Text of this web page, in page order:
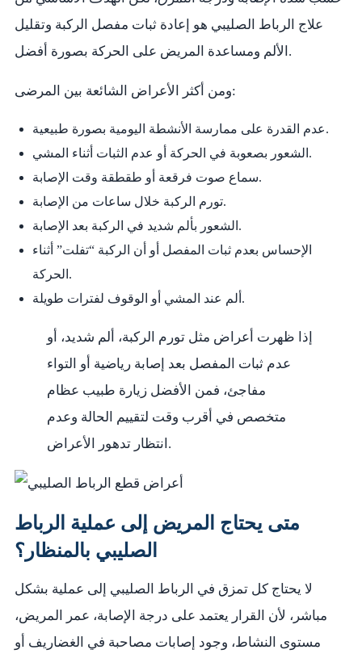
علاج الرباط الصليبي هو إعادة ثبات مفصل الركبة وتقليل
الألم ومساعدة المريض على الحركة بصورة أفضل.
ومن أكثر الأعراض الشائعة بين المرضى:
عدم القدرة على ممارسة الأنشطة اليومية بصورة طبيعية.
الشعور بصعوبة في الحركة أو عدم الثبات أثناء المشي.
سماع صوت فرقعة أو طقطقة وقت الإصابة.
تورم الركبة خلال ساعات من الإصابة.
الشعور بألم شديد في الركبة بعد الإصابة.
الإحساس بعدم ثبات المفصل أو أن الركبة “تفلت” أثناء
الحركة.
ألم عند المشي أو الوقوف لفترات طويلة.
إذا ظهرت أعراض مثل تورم الركبة، ألم شديد، أو
عدم ثبات المفصل بعد إصابة رياضية أو التواء
مفاجئ، فمن الأفضل زيارة طبيب عظام
متخصص في أقرب وقت لتقييم الحالة وعدم
انتظار تدهور الأعراض.
متى يحتاج المريض إلى عملية الرباط
الصليبي بالمنظار؟
لا يحتاج كل تمزق في الرباط الصليبي إلى عملية بشكل
مباشر، لأن القرار يعتمد على درجة الإصابة، عمر المريض،
مستوى النشاط، وجود إصابات مصاحبة في الغضاريف أو